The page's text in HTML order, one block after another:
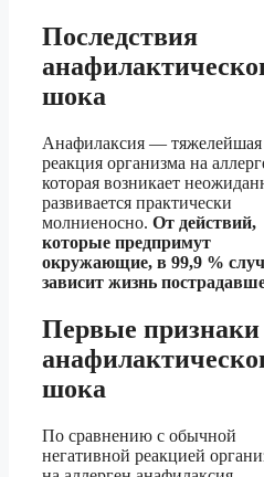
Последствия
шока
Анафилаксия — тяжелейшая
реакция организма на
которая возникает
развивается практически
молниеносно. От действий,
которые предпримут
окружающие, в 99,9 %
зависит жизнь
Первые признаки
шока
По сравнению с обычной
негативной реакцией